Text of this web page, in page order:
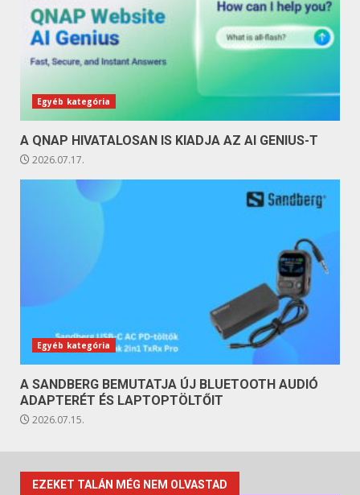
Egyéb kategória
A QNAP HIVATALOSAN IS KIADJA AZ AI GENIUS-T
2026.07.17.
Egyéb kategória
A SANDBERG BEMUTATJA ÚJ BLUETOOTH AUDIÓ
ADAPTERÉT ÉS LAPTOPTÖLTŐIT
2026.07.15.
EZEKET TALÁN MÉG NEM OLVASTAD